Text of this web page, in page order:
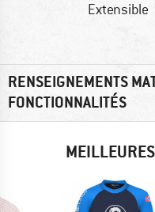
Extensible
RENSEIGNEMENTS
FONCTIONNALITÉS